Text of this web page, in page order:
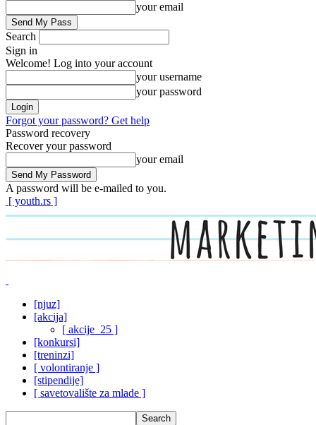
your email
Search
Sign in
Welcome! Log into your account
your username
your password
Forgot your password? Get help
Password recovery
Recover your password
your email
A password will be e-mailed to you.
[ youth.rs ]
[njuz]
[akcija]
[ akcije_25 ]
[konkursi]
[treninzi]
[ volontiranje ]
[stipendije]
[ savetovalište za mlade ]